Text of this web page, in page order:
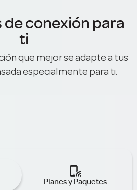
de conexión para
ti
que mejor se adapte a tus
especialmente para ti.

Planes y Paquetes